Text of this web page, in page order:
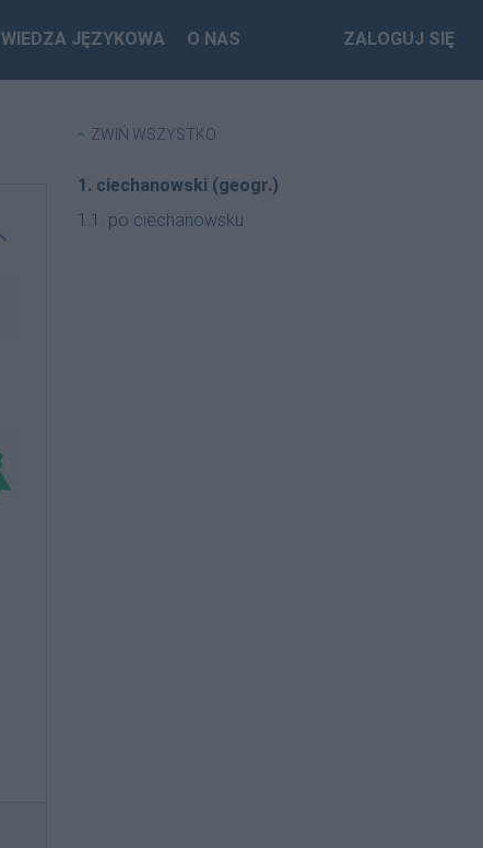
WIEDZA JĘZYKOWA O NAS ZALOGUJ SIĘ
ZWIŃ WSZYSTKO
1. ciechanowski (geogr.)
1.1. po ciechanowsku